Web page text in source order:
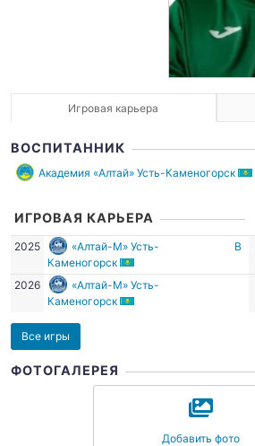
Игровая карьера
ВОСПИТАННИК
Академия «Алтай» Усть-Каменогорск
ИГРОВАЯ КАРЬЕРА
2025
«Алтай-М» Усть-
Каменогорск
В
2026
«Алтай-М» Усть-
Каменогорск
Все игры
ФОТОГАЛЕРЕЯ
Добавить фото